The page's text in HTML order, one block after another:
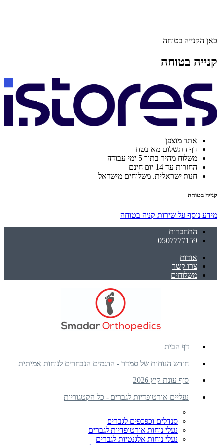
כאן הקנייה בטוחה
קנייה בטוחה
אתר מוצפן
דף התשלום מאובטח
משלוח מהיר בתוך 5 ימי עבודה
החזרות עד 14 יום חינם
חנות ישראלית. משלוחים מישראל
קנייה בטוחה
מידע נוסף על שירות קניה בטוחה
התחברות
0507777159
אודות
צרו קשר
משלוחים
דף הבית
חודש הנוחות של סמדר - הדגמים הנבחרים לנוחות אמיתית
סוף עונת קיץ 2026
נעליים אורטופדיות לגברים - כל הקטגוריות
סנדלים וכפכפים לגברים
נעלי נוחות אורטופדיות לגברים
נעלי נוחות אלגנטיות לגברים